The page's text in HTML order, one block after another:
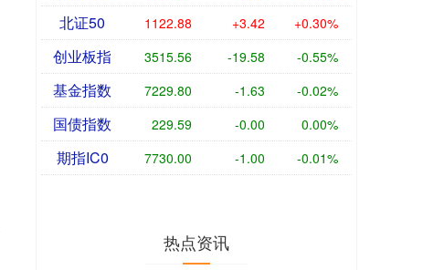
北证50 1122.88 +3.42 +0.30%
创业板指 3515.56 -19.58 -0.55%
基金指数 7229.80 -1.63 -0.02%
国债指数 229.59 -0.00 0.00%
期指IC0 7730.00 -1.00 -0.01%
热点资讯